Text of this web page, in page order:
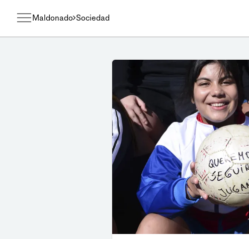
Maldonado Sociedad